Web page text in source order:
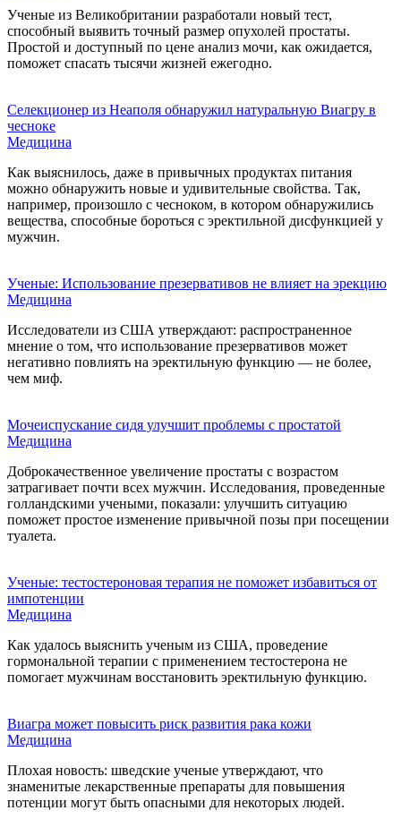
Ученые из Великобритании разработали новый тест,
способный выявить точный размер опухолей простаты.
Простой и доступный по цене анализ мочи, как ожидается,
поможет спасать тысячи жизней ежегодно.
Селекционер из Неаполя обнаружил натуральную Виагру в
чесноке
Медицина
Как выяснилось, даже в привычных продуктах питания
можно обнаружить новые и удивительные свойства. Так,
например, произошло с чесноком, в котором обнаружились
вещества, способные бороться с эректильной дисфункцией у
мужчин.
Ученые: Использование презервативов не влияет на эрекцию
Медицина
Исследователи из США утверждают: распространенное
мнение о том, что использование презервативов может
негативно повлиять на эректильную функцию — не более,
чем миф.
Мочеиспускание сидя улучшит проблемы с простатой
Медицина
Доброкачественное увеличение простаты с возрастом
затрагивает почти всех мужчин. Исследования, проведенные
голландскими учеными, показали: улучшить ситуацию
поможет простое изменение привычной позы при посещении
туалета.
Ученые: тестостероновая терапия не поможет избавиться от
импотенции
Медицина
Как удалось выяснить ученым из США, проведение
гормональной терапии с применением тестостерона не
помогает мужчинам восстановить эректильную функцию.
Виагра может повысить риск развития рака кожи
Медицина
Плохая новость: шведские ученые утверждают, что
знаменитые лекарственные препараты для повышения
потенции могут быть опасными для некоторых людей.